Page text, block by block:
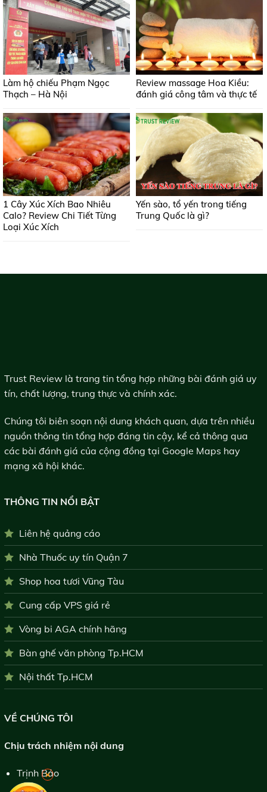
Làm hộ chiếu Phạm Ngọc
Thạch – Hà Nội
Review massage Hoa Kiều:
đánh giá công tâm và thực tế
1 Cây Xúc Xích Bao Nhiêu
Calo? Review Chi Tiết Từng
Loại Xúc Xích
Yến sào, tổ yến trong tiếng
Trung Quốc là gì?
Trust Review là trang tin tổng hợp những bài đánh giá uy
tín, chất lượng, trung thực và chính xác.
Chúng tôi biên soạn nội dung khách quan, dựa trên nhiều
nguồn thông tin tổng hợp đáng tin cậy, kể cả thông qua
các bài đánh giá của cộng đồng tại Google Maps hay
mạng xã hội khác.
THÔNG TIN NỔI BẬT
Liên hệ quảng cáo
Nhà Thuốc uy tín Quận 7
Shop hoa tươi Vũng Tàu
Cung cấp VPS giá rẻ
Vòng bi AGA chính hãng
Bàn ghế văn phòng Tp.HCM
Nội thất Tp.HCM
VỀ CHÚNG TÔI
Chịu trách nhiệm nội dung
Trịnh Bảo
×